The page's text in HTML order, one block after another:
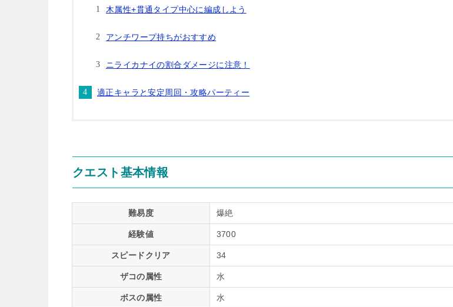
木属性+貫通タイプ中心に編成しよう
アンチワープ持ちがおすすめ
ニライカナイの割合ダメージに注意！
適正キャラと安定周回・攻略パーティー
クエスト基本情報
難易度 爆絶
経験値 3700
スピードクリア 34
ザコの属性 水
ボスの属性 水